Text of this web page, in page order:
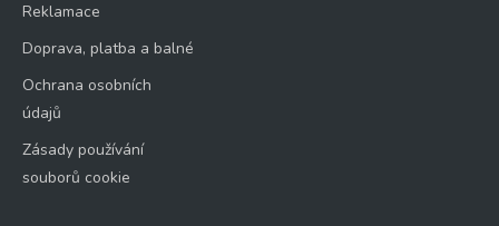
Reklamace
Doprava, platba a balné
Ochrana osobních
údajů
Zásady používání
souborů cookie